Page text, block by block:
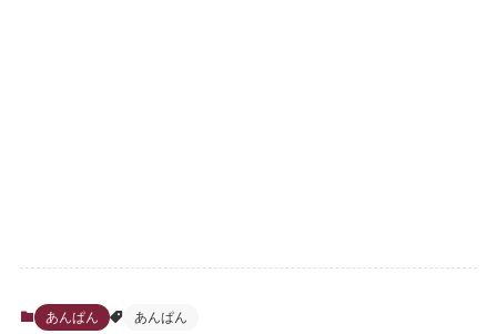
あんぱん あんぱん